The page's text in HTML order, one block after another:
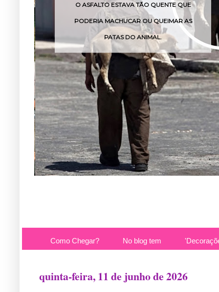
TÃO QUENTE QUE
OU QUEIMAR AS
ANIMAL.
O VENENO DESSA
POUCAS
Como Chegar? No blog tem
quinta-feira, 11 de junho de 2026